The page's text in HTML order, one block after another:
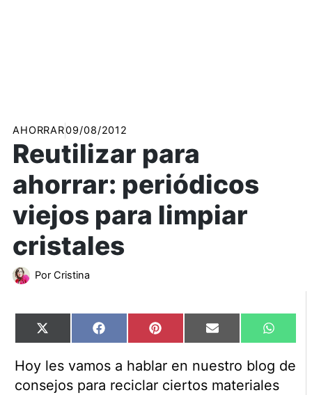
AHORRAR09/08/2012
Reutilizar para
ahorrar: periódicos
viejos para limpiar
cristales
Por Cristina
Compartir
en
X
(Twitter)
Compartir
en
Facebook Compartir
en
Pinterest Compartir
en
Email
en
Hoy les vamos a hablar en nuestro blog de
consejos para reciclar ciertos materiales